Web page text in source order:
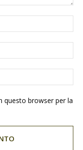
questo browser per la